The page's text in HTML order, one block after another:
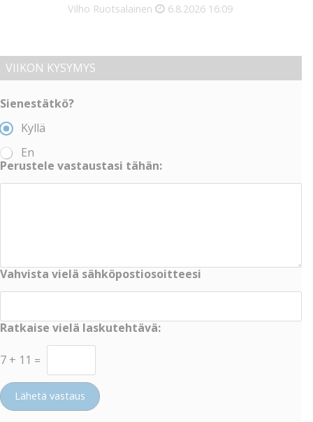
Vilho Ruotsalainen 6.8.2026 16:09
VIIKON KYSYMYS
Sienestätkö?
Kyllä
En
Perustele vastaustasi tähän:
Vahvista vielä sähköpostiosoitteesi
Ratkaise vielä laskutehtävä:
7 + 11 =
Lähetä vastaus